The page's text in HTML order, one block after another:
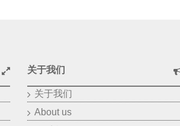
关于我们
关于我们
About us